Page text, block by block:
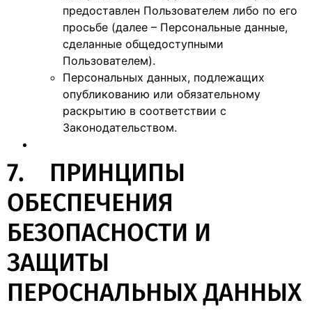
предоставлен Пользователем либо по его
просьбе (далее – Персональные данные,
сделанные общедоступными
Пользователем).
Персональных данных, подлежащих
опубликованию или обязательному
раскрытию в соответствии с
Законодательством.
7. ПРИНЦИПЫ
ОБЕСПЕЧЕНИЯ
БЕЗОПАСНОСТИ И
ЗАЩИТЫ
ПЕРОСНАЛЬНЫХ ДАННЫХ